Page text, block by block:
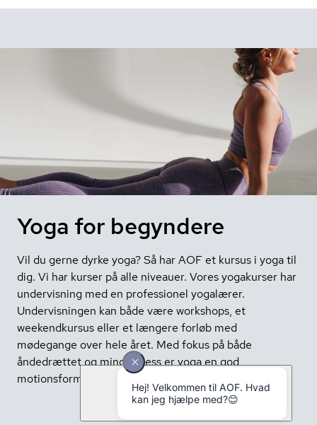
Yoga for begyndere
Vil du gerne dyrke yoga? Så har AOF et kursus i yoga til
dig. Vi har kurser på alle niveauer. Vores yogakurser har
undervisning med en professionel yogalærer.
Undervisningen kan både være workshops, et
weekendkursus eller et længere forløb med
mødegange over hele året. Med fokus på både
åndedrættet og mindfulness er yoga en god
motionsform for sindet og kroppen.